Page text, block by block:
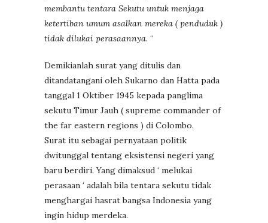
membantu tentara Sekutu untuk menjaga
ketertiban umum asalkan mereka ( penduduk )
tidak dilukai perasaannya. “
Demikianlah surat yang ditulis dan
ditandatangani oleh Sukarno dan Hatta pada
tanggal 1 Oktiber 1945 kepada panglima
sekutu Timur Jauh ( supreme commander of
the far eastern regions ) di Colombo.
Surat itu sebagai pernyataan politik
dwitunggal tentang eksistensi negeri yang
baru berdiri. Yang dimaksud ‘ melukai
perasaan ‘ adalah bila tentara sekutu tidak
menghargai hasrat bangsa Indonesia yang
ingin hidup merdeka.